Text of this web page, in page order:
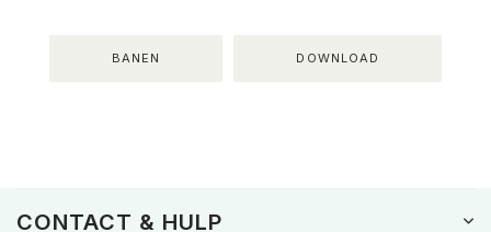
BANEN DOWNLOAD
CONTACT & HULP